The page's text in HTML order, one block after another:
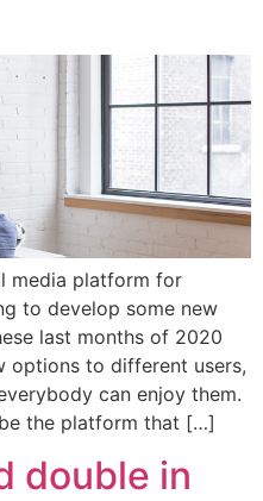
media platform for
to develop some new
last months of 2020
options to different users,
can enjoy them.
the platform that […]
double in